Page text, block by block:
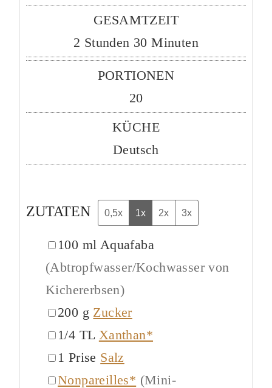
GESAMTZEIT
2 Stunden
Stunden 30Minuten
Minuten
PORTIONEN
20
KÜCHE
Deutsch
ZUTATEN 0,5x 1x 2x 3x
▢
100 ml Aquafaba
(Abtropfwasser/Kochwasser von
Kichererbsen)
▢
200 g Zucker
▢
1/4 TL Xanthan*
▢
1 Prise Salz
▢
Nonpareilles* (Mini-